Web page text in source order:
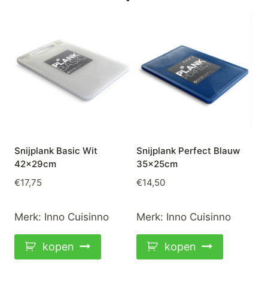
Snijplank Basic Wit
42x29cm
€17,75
Merk: Inno Cuisinno
kopen
Snijplank Perfect Blauw
35x25cm
€14,50
Merk: Inno Cuisinno
kopen